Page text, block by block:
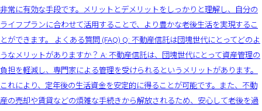
非常に有効な手段です。メリットとデメリットをしっかりと理解し、自分の
ライフプランに合わせて活用することで、より豊かな老後生活を実現するこ
とができます。 よくある質問 (FAQ) Q: 不動産信託は団塊世代にとってどのよ
うなメリットがありますか？ A: 不動産信託は、団塊世代にとって資産管理の
負担を軽減し、専門家による管理を受けられるというメリットがあります。
これにより、定年後の生活資金を安定的に得ることが可能です。また、不動
産の売却や賃貸などの煩雑な手続きから解放されるため、安心して老後を過